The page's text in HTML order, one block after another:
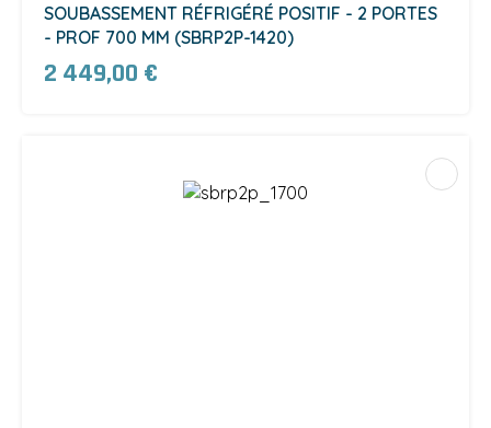
SOUBASSEMENT RÉFRIGÉRÉ POSITIF - 2 PORTES
- PROF 700 MM (SBRP2P-1420)
2 449,00 €